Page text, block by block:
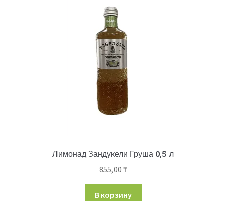
Лимонад Зандукели Груша 0,5 л
855,00 ₸
В корзину